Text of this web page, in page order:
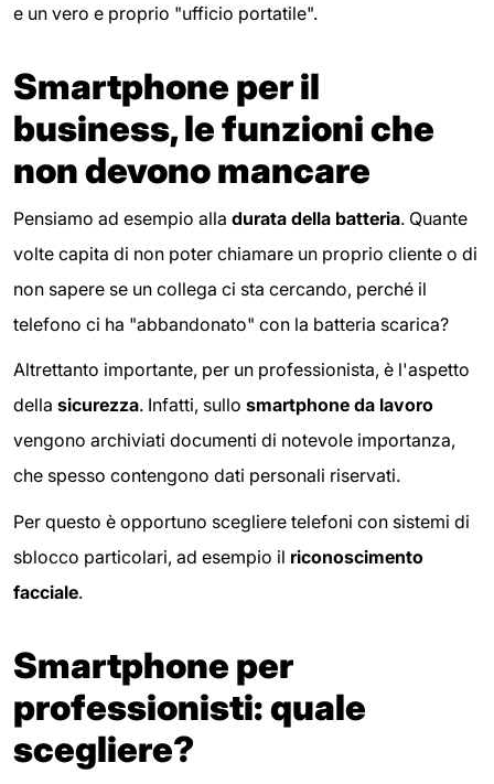
e un vero e proprio "ufficio portatile".
Smartphone per il
business, le funzioni che
non devono mancare
Pensiamo ad esempio alla durata della batteria. Quante
volte capita di non poter chiamare un proprio cliente o di
non sapere se un collega ci sta cercando, perché il
telefono ci ha "abbandonato" con la batteria scarica?
Altrettanto importante, per un professionista, è l'aspetto
della sicurezza. Infatti, sullo smartphone da lavoro
vengono archiviati documenti di notevole importanza,
che spesso contengono dati personali riservati.
Per questo è opportuno scegliere telefoni con sistemi di
sblocco particolari, ad esempio il riconoscimento
facciale.
Smartphone per
professionisti: quale
scegliere?